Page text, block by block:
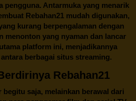
pengguna. Antarmuka yang menarik
Rebahan21mudah digunakan,
kurang berpengalaman dengan
menonton yang nyaman dan lancar
platform ini, menjadikannya
berbagai situs streaming.
Rebahan21
begitu saja, melainkan berawal dari